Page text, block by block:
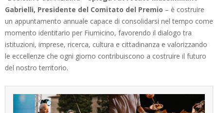
Gabrielli, Presidente del Comitato del Premio – è costruire
un appuntamento annuale capace di consolidarsi nel tempo come
momento identitario per Fiumicino, favorendo il dialogo tra
istituzioni, imprese, ricerca, cultura e cittadinanza e valorizzando
le eccellenze che ogni giorno contribuiscono a costruire il futuro
del nostro territorio.